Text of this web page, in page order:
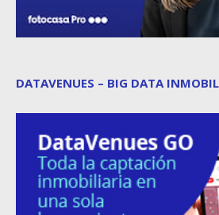
DATAVENUES – BIG DATA